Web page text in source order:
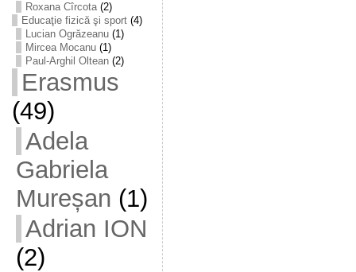
Roxana Cîrcota(2)
Educaţie fizică şi sport(4)
Lucian Ogrăzeanu(1)
Mircea Mocanu(1)
Paul-Arghil Oltean(2)
Erasmus
(49)
Adela
Gabriela
Mureșan (1)
Adrian ION
(2)